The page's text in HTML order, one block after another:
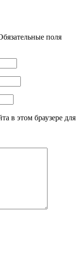
поля
в этом браузере для